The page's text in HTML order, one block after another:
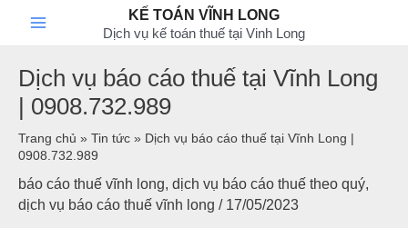
Main
KẾ TOÁN VĨNH LONG
Dịch vụ kế toán thuế tại Vinh Long
Dịch vụ báo cáo thuế tại Vĩnh Long
| 0908.732.989
Trang chủ » Tin tức » Dịch vụ báo cáo thuế tại Vĩnh Long |
0908.732.989
báo cáo thuế vĩnh long, dịch vụ báo cáo thuế theo quý,
dịch vụ báo cáo thuế vĩnh long / 17/05/2023
m
k
ế
m